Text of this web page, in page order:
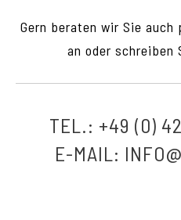
Gern beraten wir Sie auch
an oder schreiben
TEL.: +49 (0)
E-MAIL: